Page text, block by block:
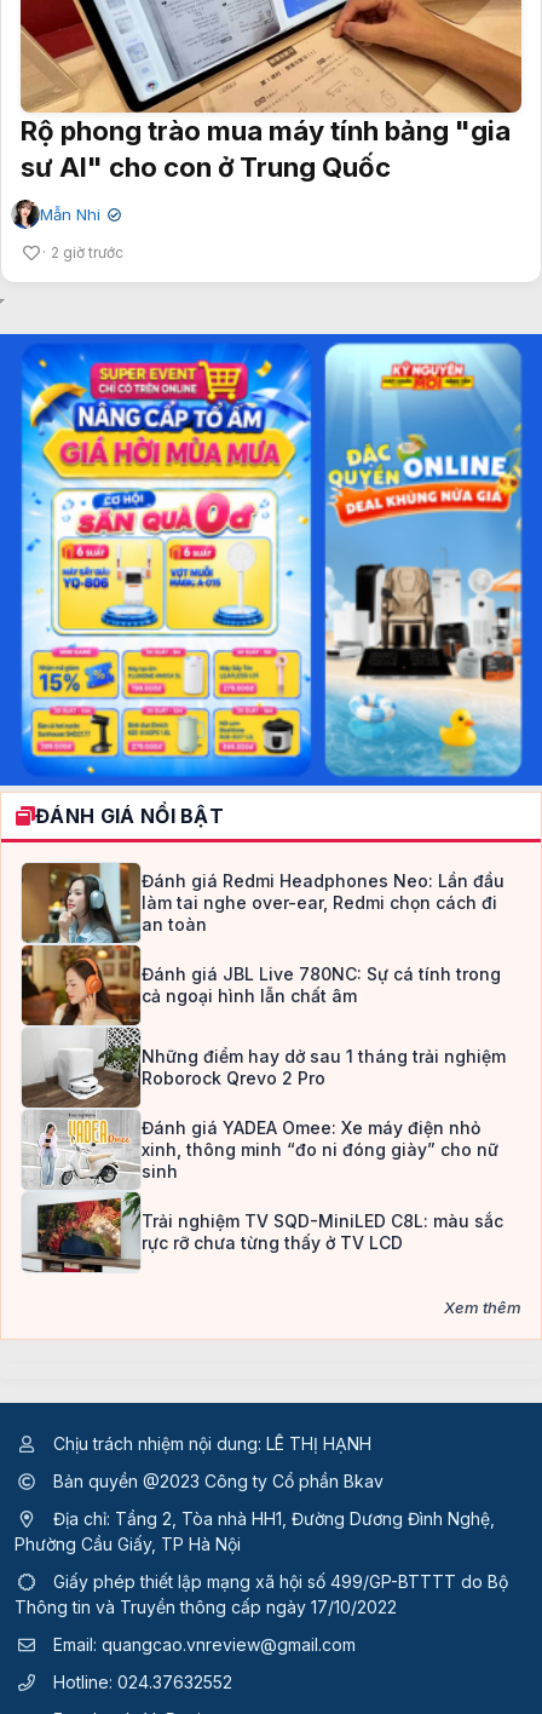
Rộ phong trào mua máy tính bảng "gia
sư AI" cho con ở Trung Quốc
Mẫn Nhi ✔
2 giờ trước
ĐÁNH GIÁ NỔI BẬT
Đánh giá Redmi Headphones Neo: Lần đầu
làm tai nghe over-ear, Redmi chọn cách đi
an toàn
Đánh giá JBL Live 780NC: Sự cá tính trong
cả ngoại hình lẫn chất âm
Những điểm hay dở sau 1 tháng trải nghiệm
Roborock Qrevo 2 Pro
Đánh giá YADEA Omee: Xe máy điện nhỏ
xinh, thông minh “đo ni đóng giày” cho nữ
sinh
Trải nghiệm TV SQD-MiniLED C8L: màu sắc
rực rỡ chưa từng thấy ở TV LCD
Xem thêm
Chịu trách nhiệm nội dung: LÊ THỊ HẠNH
Bản quyền @2023 Công ty Cổ phần Bkav
Địa chỉ: Tầng 2, Tòa nhà HH1, Đường Dương Đình Nghệ,
Phường Cầu Giấy, TP Hà Nội
Giấy phép thiết lập mạng xã hội số 499/GP-BTTTT do Bộ
Thông tin và Truyền thông cấp ngày 17/10/2022
Email: quangcao.vnreview@gmail.com
Hotline: 024.37632552